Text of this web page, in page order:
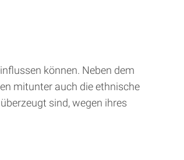
können. Neben dem
mitunter auch die ethnische
sind, wegen ihres